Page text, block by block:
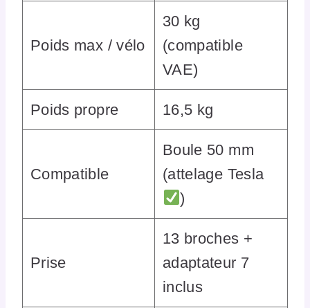
Poids max / vélo
30 kg
(compatible
VAE)
Poids propre 16,5 kg
Compatible
Boule 50 mm
(attelage Tesla
)
Prise
13 broches +
adaptateur 7
inclus